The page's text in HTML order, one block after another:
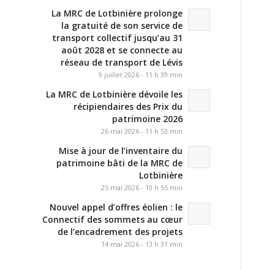
La MRC de Lotbinière prolonge
la gratuité de son service de
transport collectif jusqu’au 31
août 2028 et se connecte au
réseau de transport de Lévis
9 juillet 2026 - 11 h 39 min
La MRC de Lotbinière dévoile les
récipiendaires des Prix du
patrimoine 2026
26 mai 2026 - 11 h 53 min
Mise à jour de l’inventaire du
patrimoine bâti de la MRC de
Lotbinière
25 mai 2026 - 10 h 55 min
Nouvel appel d’offres éolien : le
Connectif des sommets au cœur
de l’encadrement des projets
14 mai 2026 - 13 h 31 min